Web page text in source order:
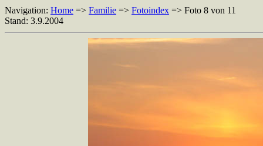
Navigation: Home => Familie => Fotoindex => Foto 8 von 11
Stand: 3.9.2004